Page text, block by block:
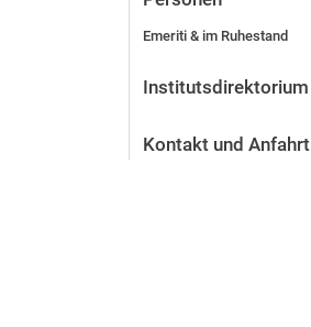
Emeriti & im Ruhestand
Institutsdirektorium
Kontakt und Anfahrt